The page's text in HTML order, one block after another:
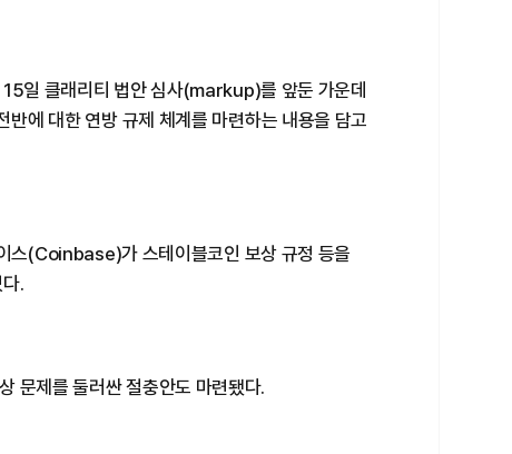
일 클래리티 법안 심사(markup)를 앞둔 가운데
에 대한 연방 규제 체계를 마련하는 내용을 담고
스(Coinbase)가 스테이블코인 보상 규정 등을
.
문제를 둘러싼 절충안도 마련됐다.